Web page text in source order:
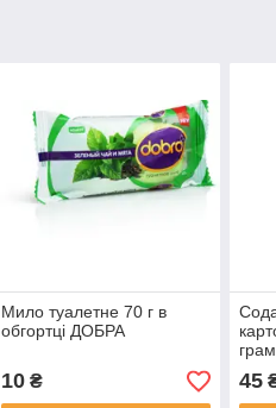
Мило туалетне 70 г в
обгортці ДОБРА
10₴
грам
45